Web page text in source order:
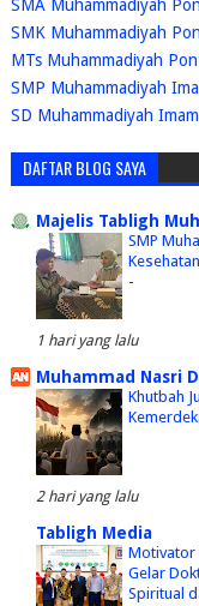
SMA Muhammadiyah
SMK Muhammadiyah
MTs Muhammadiyah
SMP Muhammadiyah
SD Muhammadiyah
DAFTAR BLOG SAYA
Majelis Tabligh
SMP
-
1 hari yang lalu
Muhammad Nasri
Khutbah
2 hari yang lalu
Tabligh Media
Motivator
Gelar
Spiritual